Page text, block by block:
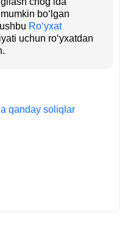
boʻlgan
Roʻyхat
uchun roʻyхatdan
qanday soliqlar